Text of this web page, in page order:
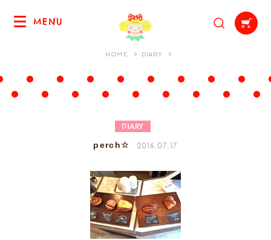
MENU
HOME DIARY
DIARY
perch☆ 2016.07.17